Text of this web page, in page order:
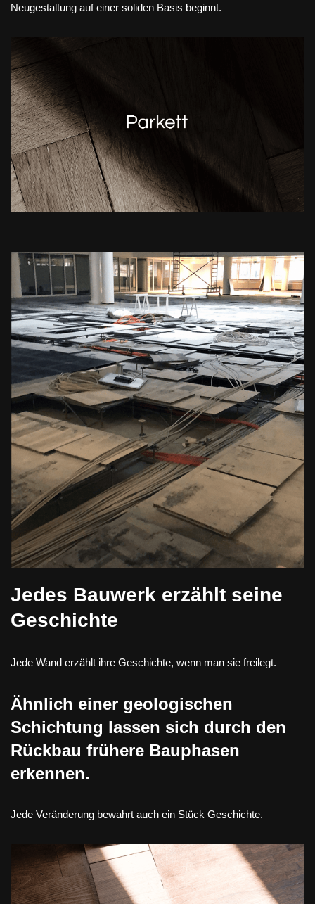
Neugestaltung auf einer soliden Basis beginnt.
Jedes Bauwerk erzählt seine
Geschichte
Jede Wand erzählt ihre Geschichte, wenn man sie freilegt.
Ähnlich einer geologischen
Schichtung lassen sich durch den
Rückbau frühere Bauphasen
erkennen.
Jede Veränderung bewahrt auch ein Stück Geschichte.